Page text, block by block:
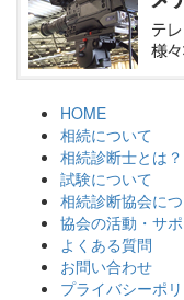
HOME
相続について
相続診断士とは？
試験について
相続診断協会に
協会の活動・サ
よくある質問
お問い合わせ
プライバシーポ